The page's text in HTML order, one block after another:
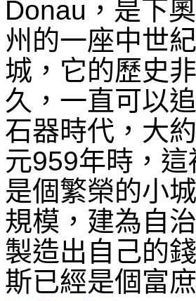
Donau，是下
州的一座中世
城，它的歷史
久，一直可以
石器時代，大
元959年時，這
是個繁榮的小
規模，建為自
製造出自己的
斯已經是個富